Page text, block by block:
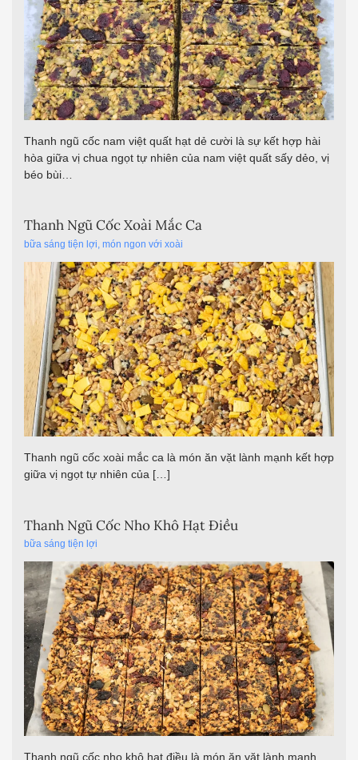
Thanh ngũ cốc nam việt quất hạt dẻ cười là sự kết hợp hài
hòa giữa vị chua ngọt tự nhiên của nam việt quất sấy dẻo, vị
béo bùi…
Thanh Ngũ Cốc Xoài Mắc Ca
bữa sáng tiện lợi, món ngon với xoài
Thanh ngũ cốc xoài mắc ca là món ăn vặt lành mạnh kết hợp
giữa vị ngọt tự nhiên của […]
Thanh Ngũ Cốc Nho Khô Hạt Điều
bữa sáng tiện lợi
Thanh ngũ cốc nho khô hạt điều là món ăn vặt lành mạnh